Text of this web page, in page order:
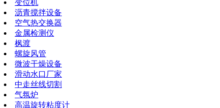
变位机
沥青搅拌设备
空气热交换器
金属检测仪
枫渡
螺旋风管
微波干燥设备
滑动水口厂家
中走丝线切割
气氛炉
高温旋转粘度计